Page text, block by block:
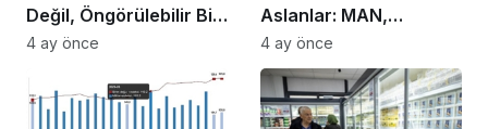
Değil, Öngörülebilir Bir
Ortam Arıyor
4 ay önce
Aslanlar: MAN,
Ankara’daki
fabrikasında eBus
üretimine başladı
4 ay önce